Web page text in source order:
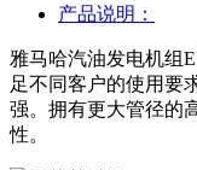
产品说明：
雅马哈汽油发电机组
足不同客户的使用要
强。拥有更大管径的
性。